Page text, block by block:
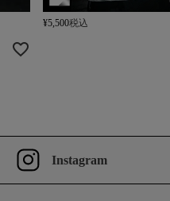
¥5,500税込
Instagram